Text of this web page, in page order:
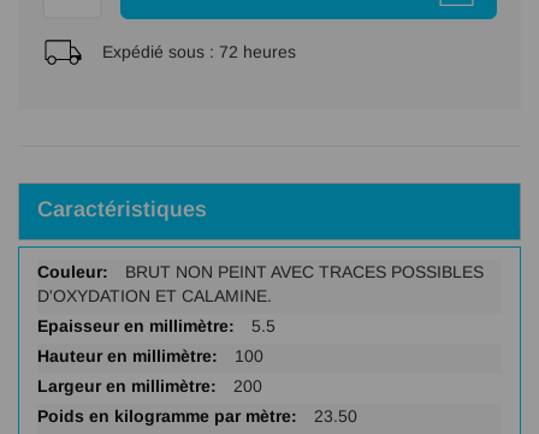
Expédié sous : 72 heures
Caractéristiques
Plus
d'infos
BRUT NON PEINT AVEC TRACES POSSIBLES
D'OXYDATION ET CALAMINE.
5.5
100
200
23.50